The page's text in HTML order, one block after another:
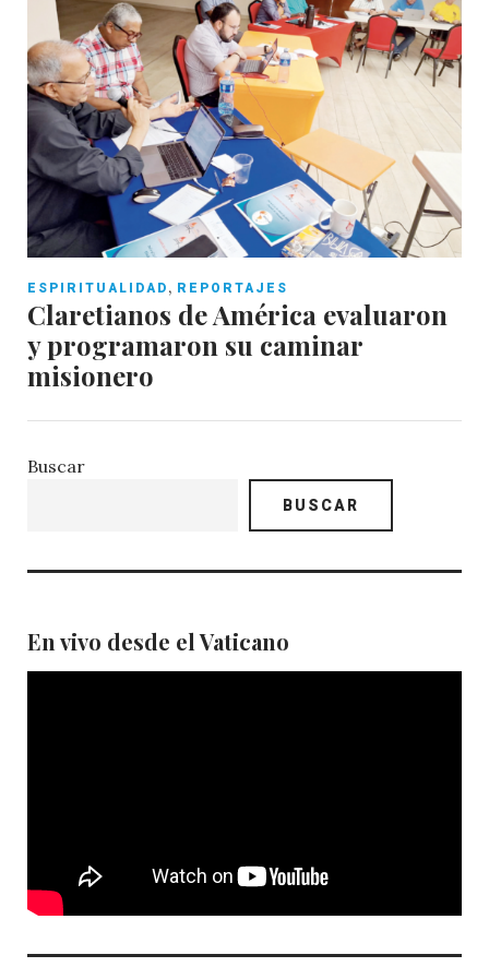
ESPIRITUALIDAD , REPORTAJES
Claretianos de América evaluaron
y programaron su caminar
misionero
Buscar
BUSCAR
En vivo desde el Vaticano